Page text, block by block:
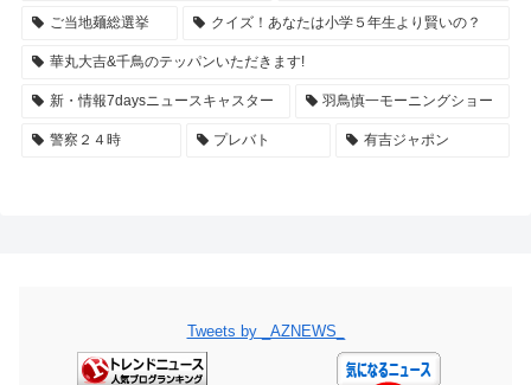
ご当地麺総選挙 クイズ！あなたは小学５年生より賢いの？
華丸大吉&千鳥のテッパンいただきます!
新・情報7daysニュースキャスター 羽鳥慎一モーニングショー
警察２４時 プレバト 有吉ジャポン
Tweets by _AZNEWS_